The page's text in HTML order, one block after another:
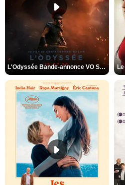
L'Odyssée Bande-annonce VO STFR Le